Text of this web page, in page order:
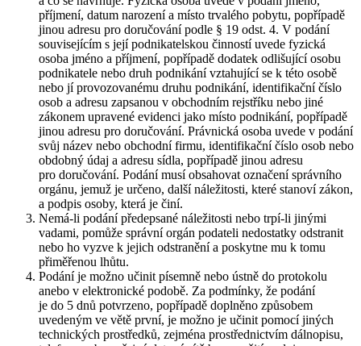
příjmení, datum narození a místo trvalého pobytu, popřípadě
jinou adresu pro doručování podle § 19 odst. 4. V podání
souvisejícím s její podnikatelskou činností uvede fyzická
osoba jméno a příjmení, popřípadě dodatek odlišující osobu
podnikatele nebo druh podnikání vztahující se k této osobě
nebo jí provozovanému druhu podnikání, identifikační číslo
osob a adresu zapsanou v obchodním rejstříku nebo jiné
zákonem upravené evidenci jako místo podnikání, popřípadě
jinou adresu pro doručování. Právnická osoba uvede v podání
svůj název nebo obchodní firmu, identifikační číslo osob nebo
obdobný údaj a adresu sídla, popřípadě jinou adresu
pro doručování. Podání musí obsahovat označení správního
orgánu, jemuž je určeno, další náležitosti, které stanoví zákon,
a podpis osoby, která je činí.
Nemá-li podání předepsané náležitosti nebo trpí-li jinými
vadami, pomůže správní orgán podateli nedostatky odstranit
nebo ho vyzve k jejich odstranění a poskytne mu k tomu
přiměřenou lhůtu.
Podání je možno učinit písemně nebo ústně do protokolu
anebo v elektronické podobě. Za podmínky, že podání
je do 5 dnů potvrzeno, popřípadě doplněno způsobem
uvedeným ve větě první, je možno je učinit pomocí jiných
technických prostředků, zejména prostřednictvím dálnopisu,